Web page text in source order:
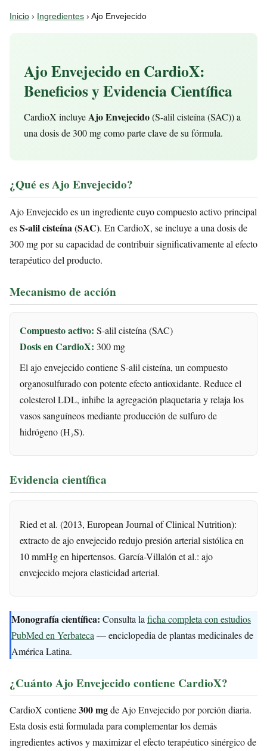
Inicio › Ingredientes › Ajo Envejecido
Ajo Envejecido en CardioX:
Beneficios y Evidencia Científica
CardioX incluyeAjo Envejecido(S-alil cisteína (SAC)) a
una dosis de 300 mg como parte clave de su fórmula.
¿Qué es Ajo Envejecido?
Ajo Envejecido es un ingrediente cuyo compuesto activo principal
esS-alil cisteína (SAC). En CardioX, se incluye a una dosis de
300 mg por su capacidad de contribuir significativamente al efecto
terapéutico del producto.
Mecanismo de acción
Compuesto activo: S-alil cisteína (SAC)
Dosis en CardioX: 300 mg
El ajo envejecido contiene S-alil cisteína, un compuesto
organosulfurado con potente efecto antioxidante. Reduce el
colesterol LDL, inhibe la agregación plaquetaria y relaja los
vasos sanguíneos mediante producción de sulfuro de
hidrógeno (H₂S).
Evidencia científica
Ried et al. (2013, European Journal of Clinical Nutrition):
extracto de ajo envejecido redujo presión arterial sistólica en
10 mmHg en hipertensos. García-Villalón et al.: ajo
envejecido mejora elasticidad arterial.
Monografía científica: Consulta la ficha completa con estudios
PubMed en Yerbateca — enciclopedia de plantas medicinales de
América Latina.
¿Cuánto Ajo Envejecido contiene CardioX?
CardioX contiene300 mgde Ajo Envejecido por porción diaria.
Esta dosis está formulada para complementar los demás
ingredientes activos y maximizar el efecto terapéutico sinérgico de